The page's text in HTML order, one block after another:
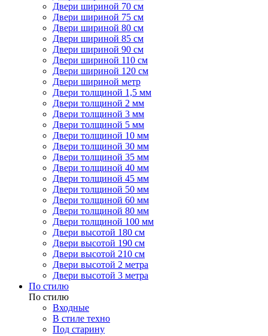
Двери шириной 70 см
Двери шириной 75 см
Двери шириной 80 см
Двери шириной 85 см
Двери шириной 90 см
Двери шириной 110 см
Двери шириной 120 см
Двери шириной метр
Двери толщиной 1,5 мм
Двери толщиной 2 мм
Двери толщиной 3 мм
Двери толщиной 5 мм
Двери толщиной 10 мм
Двери толщиной 30 мм
Двери толщиной 35 мм
Двери толщиной 40 мм
Двери толщиной 45 мм
Двери толщиной 50 мм
Двери толщиной 60 мм
Двери толщиной 80 мм
Двери толщиной 100 мм
Двери высотой 180 см
Двери высотой 190 см
Двери высотой 210 см
Двери высотой 2 метра
Двери высотой 3 метра
По стилю
По стилю
Входные
В стиле техно
Под старину